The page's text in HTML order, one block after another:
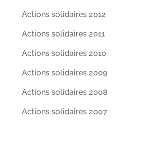
Actions solidaires 2012
Actions solidaires 2011
Actions solidaires 2010
Actions solidaires 2009
Actions solidaires 2008
Actions solidaires 2007